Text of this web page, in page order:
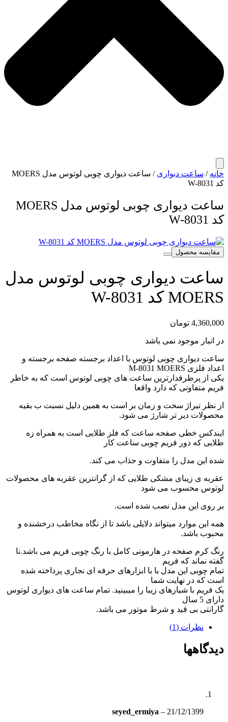
خانه / ساعت دیواری
/ ساعت دیواری چوبی لوتوس مدل MOERS
کد W-8031
ساعت دیواری چوبی لوتوس مدل MOERS
کد W-8031
مقایسه محصول
ساعت دیواری چوبی لوتوس مدل
MOERS کد W-8031
4,360,000 تومان
در انبار موجود نمی باشد
ساعت دیواری چوبی لوتوس با اعداد برجسته صفحه برجسته و
اعداد فلزی M-8031 MOERS
یکی از پرطرفدارترین ساعت های چوبی لوتوس است که به خاطر
فریم متفاوتی که دارد واقعا
از نظر تیراژ سخت و زمان بر است به همین دلیل نسبت ب بقیه
محصولات دیر تر شارژ می شود.
ایندکس خطی صفحه ساعت که فلز طلایی است به همراه زه
طلایی که دور فریم چوبی ساعت کار
شده این مدل را متفاوت و جذاب می کند.
عقربه ی زیبای مشکی طلایی که از گرانترین عقربه های محصولات
لوتوس محسوب می شود
بر روی این مدل نصب شده است.
همه این موارد میتواند دلایلی باشد تا از نگاه مخاطب درخشنده و
محبوب باشد.
رنگ کرم صفحه در هارمونی کامل با رنگ چوبی فریم می باشد.نا
گفته نماند که فریم
تمام چوبی این مدل با با ابزارهای حرفه ای نجاری پرداخته شده
است که در نهایت شما
یک فریم با شیارهای زیبا را میبینید. تمام ساعت های دیواری لوتوس
دارای 5 سال
گارانتی بی قید و شرط موتور می باشد.
نظرات (1)
دیدگاهها
seyed_ermiya – 21/12/1399